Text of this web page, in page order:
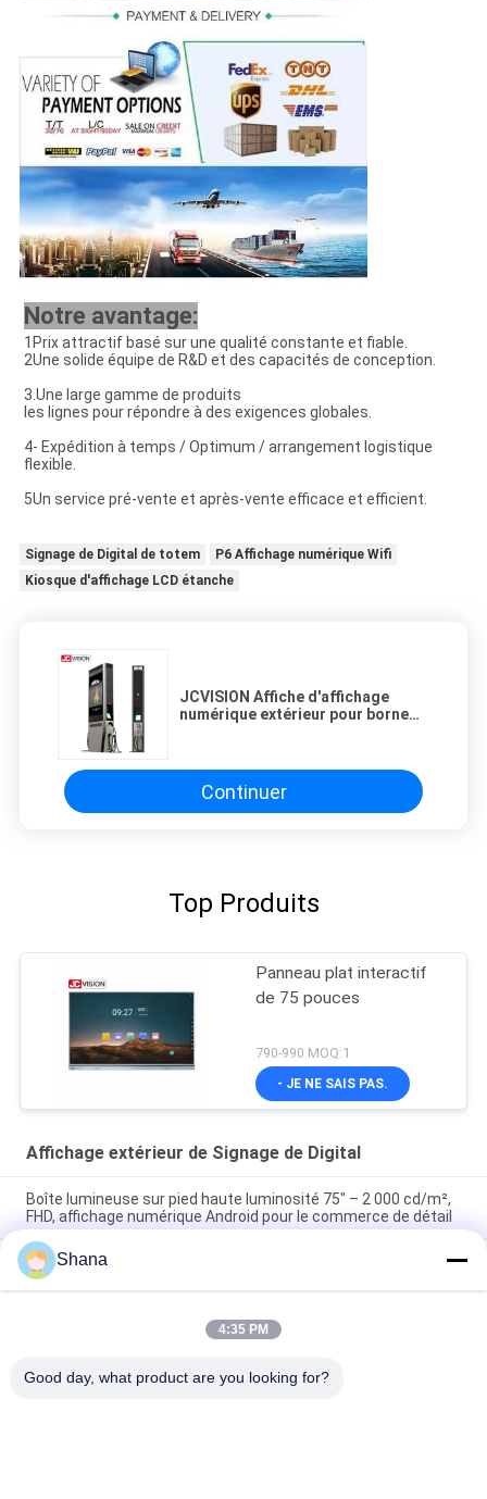
Notre avantage:
1Prix attractif basé sur une qualité constante et fiable.
2Une solide équipe de R&D et des capacités de conception.
3.Une large gamme de produits
les lignes pour répondre à des exigences globales.
4- Expédition à temps / Optimum / arrangement logistique
flexible.
5Un service pré-vente et après-vente efficace et efficient.
Signage de Digital de totem
P6 Affichage numérique Wifi
Kiosque d'affichage LCD étanche
JCVISION Affiche d'affichage
numérique extérieur pour borne
Continuer
Top Produits
Panneau plat interactif
de 75 pouces
790-990 MOQ:1
- JE NE SAIS PAS.
Affichage extérieur de Signage de Digital
Boîte lumineuse sur pied haute luminosité 75" – 2 000 cd/m²,
FHD, affichage numérique Android pour le commerce de détail
Box de lumière murale haute luminosité 65" 4K UHD 2000 nits,
E-LED, Android 11 pour le commerce de détail en extérieur et
les espaces publics
Affichage à sol à haute luminosité de 55 pouces 2000 nits, Full
Shana
4:35 PM
Good day, what product are you looking for?